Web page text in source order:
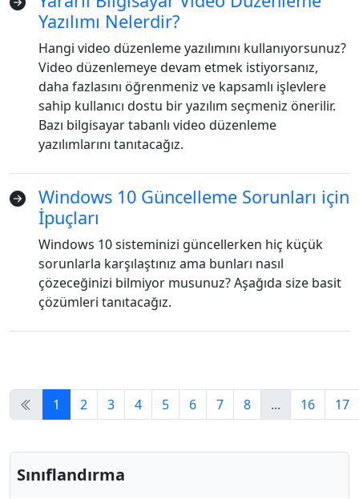
Sınıflandırma
Yazılımı Nelerdir?
Hangi video düzenleme yazılımını kullanıyorsunuz?
Video düzenlemeye devam etmek istiyorsanız,
daha fazlasını öğrenmeniz ve kapsamlı işlevlere
sahip kullanıcı dostu bir yazılım seçmeniz önerilir.
Bazı bilgisayar tabanlı video düzenleme
yazılımlarını tanıtacağız.
Windows 10 Güncelleme Sorunları için
İpuçları
Windows 10 sisteminizi güncellerken hiç küçük
sorunlarla karşılaştınız ama bunları nasıl
çözeceğinizi bilmiyor musunuz? Aşağıda size basit
çözümleri tanıtacağız.
1 2 3 4 5 6 7 8 ... 16 17
Dansk Ελληνικά
русский
हिंदी
தமிழ்
Bahasa Melayu
ไทย
한국어
Română
Polskie
қазақ
Gaeilge
繁體中文